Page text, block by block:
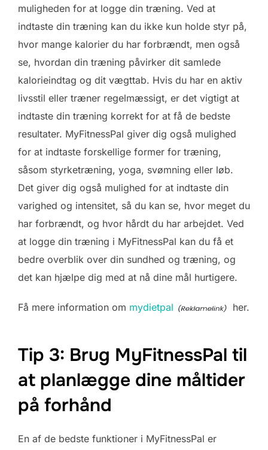
muligheden for at logge din træning. Ved at
indtaste din træning kan du ikke kun holde styr på,
hvor mange kalorier du har forbrændt, men også
se, hvordan din træning påvirker dit samlede
kalorieindtag og dit vægttab. Hvis du har en aktiv
livsstil eller træner regelmæssigt, er det vigtigt at
indtaste din træning korrekt for at få de bedste
resultater. MyFitnessPal giver dig også mulighed
for at indtaste forskellige former for træning,
såsom styrketræning, yoga, svømning eller løb.
Det giver dig også mulighed for at indtaste din
varighed og intensitet, så du kan se, hvor meget du
har forbrændt, og hvor hårdt du har arbejdet. Ved
at logge din træning i MyFitnessPal kan du få et
bedre overblik over din sundhed og træning, og
det kan hjælpe dig med at nå dine mål hurtigere.
Få mere information om mydietpal her.
Tip 3: Brug MyFitnessPal til
at planlægge dine måltider
på forhånd
En af de bedste funktioner i MyFitnessPal er